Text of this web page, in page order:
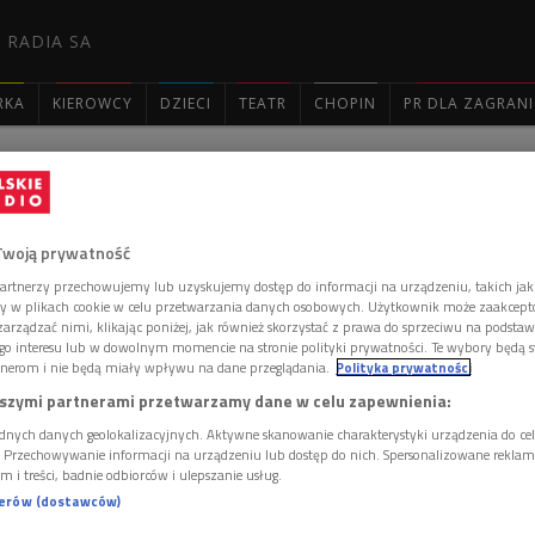
RADIA SA
KIEROWCY DZIECI TEATR CHOPIN PR DLA
Stampf'l
MP3! Zapraszamy!
możesz być pierwszy!
KOMENTARZ
prywatność
przechowujemy lub uzyskujemy dostęp do informacji na urządzeniu, takich
w plikach cookie w celu przetwarzania danych osobowych. Użytkownik może
nimi, klikając poniżej, jak również skorzystać z prawa do sprzeciwu na
interesu lub w dowolnym momencie na stronie polityki prywatności. Te wybory będą
i nie będą miały wpływu na dane przeglądania. Polityka prywatności
partnerami przetwarzamy dane w celu zapewnienia:
danych geolokalizacyjnych. Aktywne skanowanie charakterystyki urządzenia do
informacji na urządzeniu lub dostęp do nich. Spersonalizowane
i treści, badnie odbiorców i ulepszanie usług.
(dostawców)